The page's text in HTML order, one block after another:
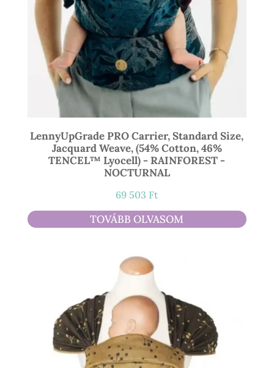
LennyUpGrade PRO Carrier, Standard Size,
Jacquard Weave, (54% Cotton, 46%
TENCEL™ Lyocell) - RAINFOREST -
NOCTURNAL
69 503 Ft
TOVÁBB OLVASOM